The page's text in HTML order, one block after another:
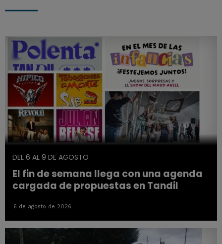
DEL 6 AL 9 DE AGOSTO
El fin de semana llega con una agenda
cargada de propuestas en Tandil
6 de agosto de 2026